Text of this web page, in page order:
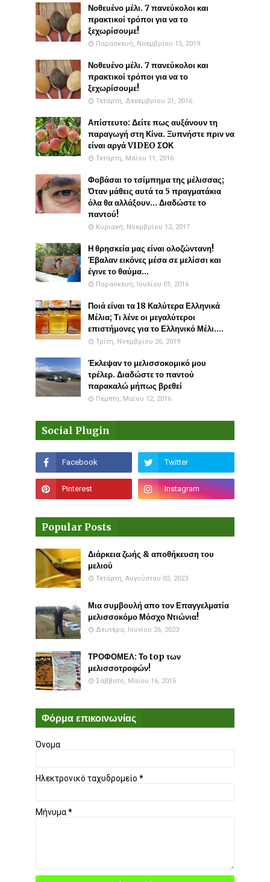
Νοθευένο μέλι. 7 πανεύκολοι και
πρακτικοί τρόποι για να το
ξεχωρίσουμε!
Παρασκευή, Νοεμβρίου 15, 2019
Νοθευένο μέλι. 7 πανεύκολοι και
πρακτικοί τρόποι για να το
ξεχωρίσουμε!
Τετάρτη, Δεκεμβρίου 21, 2016
Απίστευτο: Δείτε πως αυξάνουν τη
παραγωγή στη Κίνα. Ξυπνήστε πριν να
είναι αργά VIDEO ΣΟΚ
Τετάρτη, Μαΐου 11, 2016
Φοβάσαι το τσίμπημα της μέλισσας;
Όταν μάθεις αυτά τα 5 πραγματάκια
όλα θα αλλάξουν... Διαδώστε το
παντού!
Κυριακή, Νοεμβρίου 12, 2017
Η θρησκεία μας είναι ολοζώντανη!
Έβαλαν εικόνες μέσα σε μελίσσι και
έγινε το θαύμα...
Παρασκευή, Ιουλίου 01, 2016
Ποιά είναι τα 18 Καλύτερα Ελληνικά
Μέλια; Τι λένε οι μεγαλύτεροι
επιστήμονες για το Ελληνικό Μέλι....
Τρίτη, Νοεμβρίου 26, 2019
Έκλεψαν το μελισσοκομικό μου
τρέλερ. Διαδώστε το παντού
παρακαλώ μήπως βρεθεί
Πέμπτη, Μαΐου 12, 2016
Social Plugin
Popular Posts
Διάρκεια ζωής & αποθήκευση του
μελιού
Τετάρτη, Αυγούστου 02, 2023
Μια συμβουλή απο τον Επαγγελματία
μελισσοκόμο Μόσχο Ντιώνια!
Δευτέρα, Ιουνίου 26, 2023
ΤΡΟΦΟΜΕΛ: Το top των
μελισσοτροφών!
Σάββατο, Μαΐου 16, 2015
Φόρμα επικοινωνίας
Όνομα
Ηλεκτρονικό ταχυδρομείο *
Μήνυμα*